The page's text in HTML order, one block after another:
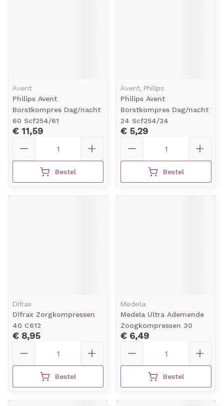
Avent
Philips Avent
Borstkompres Dag/nacht
60 Scf254/61
€ 11,59
Bestel
Avent, Philips
Philips Avent
Borstkompres Dag/nacht
24 Scf254/24
€ 5,29
Bestel
Difrax
Difrax Zorgkompressen
40 C612
€ 8,95
Bestel
Medela
Medela Ultra Ademende
Zoogkompressen 30
€ 6,49
Bestel